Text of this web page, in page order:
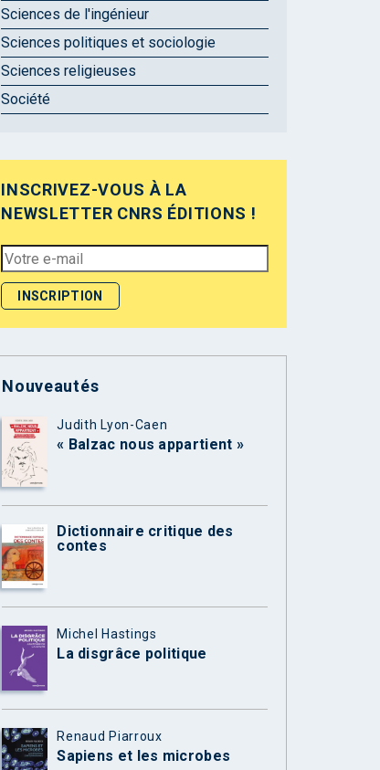
Sciences de l'ingénieur
Sciences politiques et sociologie
Sciences religieuses
Société
INSCRIVEZ-VOUS À LA
NEWSLETTER CNRS ÉDITIONS !
Nouveautés
Judith Lyon-Caen
« Balzac nous appartient »
Dictionnaire critique des
contes
Michel Hastings
La disgrâce politique
Renaud Piarroux
Sapiens et les microbes